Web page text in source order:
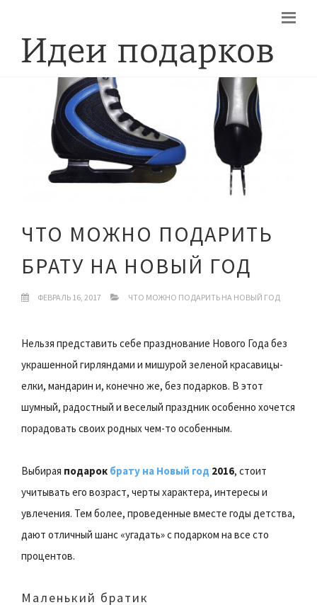
ЧТО МОЖНО ПОДАРИТЬ
БРАТУ НА НОВЫЙ ГОД
ФЕВРАЛЬ 16, 2017 ЧТО МОЖНО ПОДАРИТЬ НА НОВЫЙ ГОД
Нельзя представить себе празднование Нового Года без
украшенной гирляндами и мишурой зеленой красавицы-
елки, мандарин и, конечно же, без подарков. В этот
шумный, радостный и веселый праздник особенно хочется
порадовать своих родных чем-то особенным.
Выбирая подарок брату на Новый год 2016, стоит
учитывать его возраст, черты характера, интересы и
увлечения. Тем более, проведенные вместе годы детства,
дают отличный шанс «угадать» с подарком на все сто
процентов.
Маленький братик